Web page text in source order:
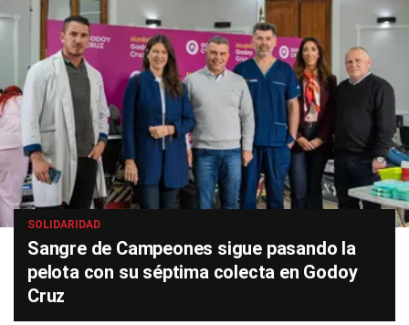
SOLIDARIDAD
Sangre de Campeones sigue pasando la
pelota con su séptima colecta en Godoy
Cruz